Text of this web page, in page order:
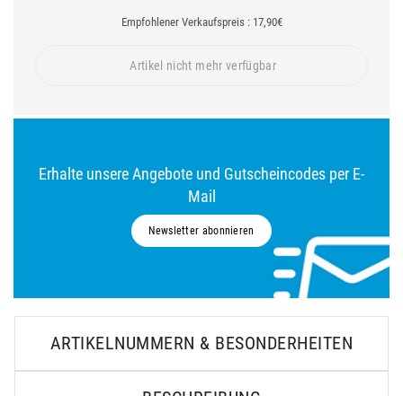
Empfohlener Verkaufspreis : 17,90€
Artikel nicht mehr verfügbar
Erhalte unsere Angebote und Gutscheincodes per E-
Mail
Newsletter abonnieren
ARTIKELNUMMERN & BESONDERHEITEN